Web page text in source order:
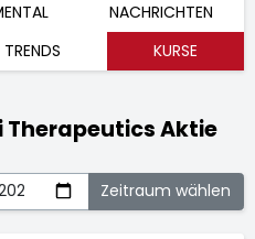
NACHRICHTEN
TRENDS KURSE
Therapeutics Aktie